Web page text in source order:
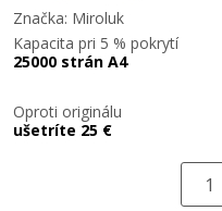
Značka: Miroluk
Kapacita pri 5 % pokrytí
25000 strán A4
Oproti originálu
ušetríte 25 €